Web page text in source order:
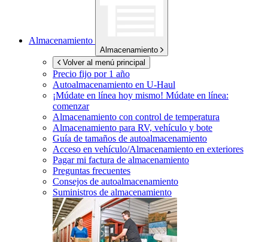
Almacenamiento
Almacenamiento
Volver al menú principal
Precio fijo por 1 año
Autoalmacenamiento en U-Haul
¡Múdate en línea hoy mismo! Múdate en línea:
comenzar
Almacenamiento con control de temperatura
Almacenamiento para RV, vehículo y bote
Guía de tamaños de autoalmacenamiento
Acceso en vehículo/Almacenamiento en exteriores
Pagar mi factura de almacenamiento
Preguntas frecuentes
Consejos de autoalmacenamiento
Suministros de almacenamiento